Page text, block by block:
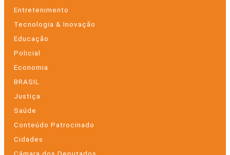
Entretenimento
Tecnologia & Inovação
Educação
Policial
Economia
BRASIL
Justiça
Saúde
Conteúdo Patrocinado
Cidades